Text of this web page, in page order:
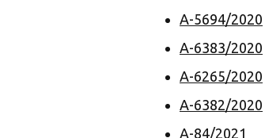
A-5694/2020
A-6383/2020
A-6265/2020
A-6382/2020
A-84/2021